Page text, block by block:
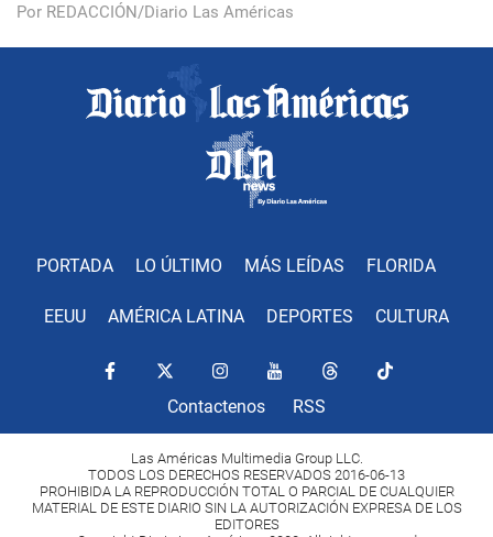
Por REDACCIÓN/Diario Las Américas
PORTADA LO ÚLTIMO MÁS LEÍDAS FLORIDA
EEUU AMÉRICA LATINA DEPORTES CULTURA
Contactenos RSS
Las Américas Multimedia Group LLC.
TODOS LOS DERECHOS RESERVADOS 2016-06-13
PROHIBIDA LA REPRODUCCIÓN TOTAL O PARCIAL DE CUALQUIER
MATERIAL DE ESTE DIARIO SIN LA AUTORIZACIÓN EXPRESA DE LOS
EDITORES